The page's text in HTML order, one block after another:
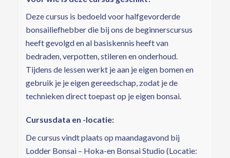
Deze cursus is bedoeld voor halfgevorderde
bonsailiefhebber die bij ons de beginnerscursus
heeft gevolgd en al basiskennis heeft van
bedraden, verpotten, stileren en onderhoud.
Tijdens de lessen werkt je aan je eigen bomen en
gebruik je je eigen gereedschap, zodat je de
technieken direct toepast op je eigen bonsai.
Cursusdata en -locatie:
De cursus vindt plaats op maandagavond bij
Lodder Bonsai – Hoka-en Bonsai Studio (Locatie: